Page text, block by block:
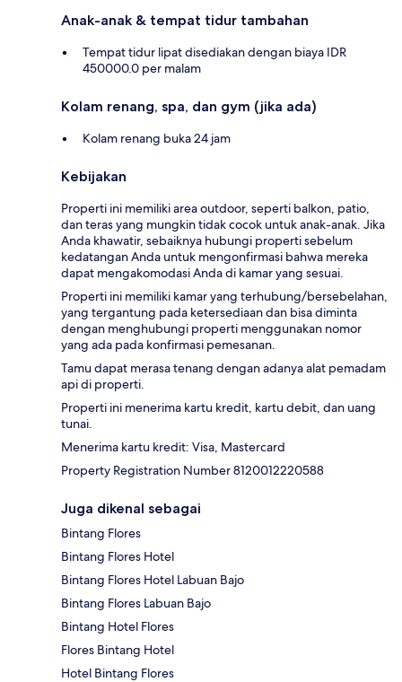
Anak-anak & tempat tidur tambahan
Tempat tidur lipat disediakan dengan biaya IDR
450000.0 per malam
Kolam renang, spa, dan gym (jika ada)
Kolam renang buka 24 jam
Kebijakan
Properti ini memiliki area outdoor, seperti balkon, patio,
dan teras yang mungkin tidak cocok untuk anak-anak. Jika
Anda khawatir, sebaiknya hubungi properti sebelum
kedatangan Anda untuk mengonfirmasi bahwa mereka
dapat mengakomodasi Anda di kamar yang sesuai.
Properti ini memiliki kamar yang terhubung/bersebelahan,
yang tergantung pada ketersediaan dan bisa diminta
dengan menghubungi properti menggunakan nomor
yang ada pada konfirmasi pemesanan.
Tamu dapat merasa tenang dengan adanya alat pemadam
api di properti.
Properti ini menerima kartu kredit, kartu debit, dan uang
tunai.
Menerima kartu kredit: Visa, Mastercard
Property Registration Number 8120012220588
Juga dikenal sebagai
Bintang Flores
Bintang Flores Hotel
Bintang Flores Hotel Labuan Bajo
Bintang Flores Labuan Bajo
Bintang Hotel Flores
Flores Bintang Hotel
Hotel Bintang Flores